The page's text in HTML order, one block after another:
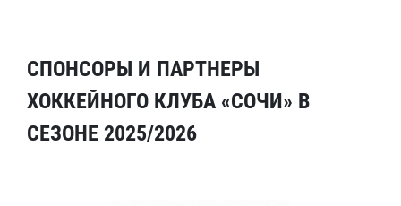
СПОНСОРЫ И ПАРТНЕРЫ
ХОККЕЙНОГО КЛУБА «СОЧИ» В
СЕЗОНЕ 2025/2026